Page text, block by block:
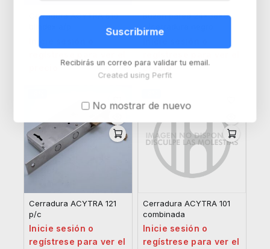
Cerradura ACYTRA 610
Buzon pared 24x38x8
c/cerradura negro
precio
Cerradura ACYTRA 121
p/c
Inicie sesión o
regístrese para ver el
Cerradura ACYTRA 101
combinada
Inicie sesión o
regístrese para ver el
Suscribirme
Recibirás un correo para validar tu email.
Created using Perfit
No mostrar de nuevo